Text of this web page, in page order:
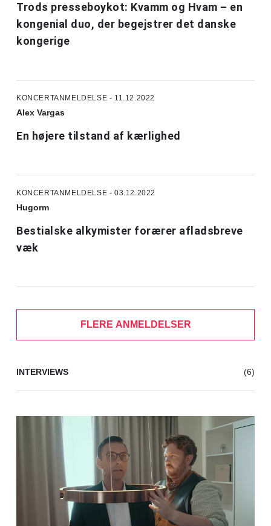
Trods presseboykot: Kvamm og Hvam – en
kongenial duo, der begejstrer det danske
kongerige
KONCERTANMELDELSE - 11.12.2022
Alex Vargas
En højere tilstand af kærlighed
KONCERTANMELDELSE - 03.12.2022
Hugorm
Bestialske alkymister forærer afladsbreve
væk
FLERE ANMELDELSER
INTERVIEWS (6)